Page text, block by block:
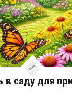
в саду для